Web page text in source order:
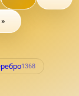
»
1368